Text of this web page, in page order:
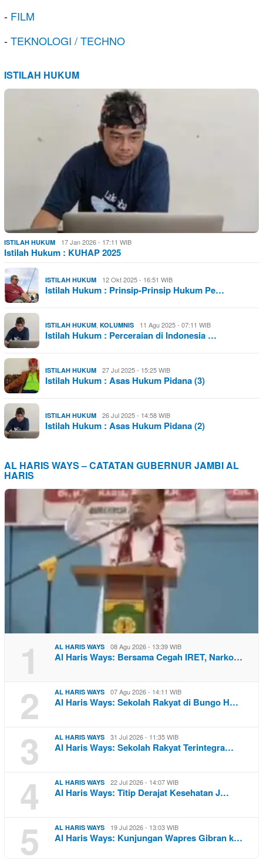
- FILM
-TEKNOLOGI / TECHNO
ISTILAH HUKUM
ISTILAH HUKUM 17 Jan 2026 - 17:11 WIB
Istilah Hukum : KUHAP 2025
ISTILAH HUKUM 12 Okt 2025 - 16:51 WIB
Istilah Hukum : Prinsip-Prinsip Hukum Pe…
ISTILAH HUKUM KOLUMNIS 11 Agu 2025 - 07:11 WIB
Istilah Hukum : Perceraian di Indonesia …
ISTILAH HUKUM 27 Jul 2025 - 15:25 WIB
Istilah Hukum : Asas Hukum Pidana (3)
ISTILAH HUKUM 26 Jul 2025 - 14:58 WIB
Istilah Hukum : Asas Hukum Pidana (2)
AL HARIS WAYS – CATATAN GUBERNUR JAMBI AL
HARIS
1 AL HARIS WAYS 08 Agu 2026 - 13:39 WIB
Al Haris Ways: Bersama Cegah IRET, Narko…
2 AL HARIS WAYS 07 Agu 2026 - 14:11 WIB
Al Haris Ways: Sekolah Rakyat di Bungo H…
3 AL HARIS WAYS 31 Jul 2026 - 11:35 WIB
Al Haris Ways: Sekolah Rakyat Terintegra…
4 AL HARIS WAYS 22 Jul 2026 - 14:07 WIB
Al Haris Ways: Titip Derajat Kesehatan J…
5 AL HARIS WAYS 19 Jul 2026 - 13:03 WIB
Al Haris Ways: Kunjungan Wapres Gibran k…